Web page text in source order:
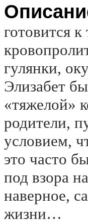
готовится
гулянки,
Элизабет
«тяжелой»
родители,
условием,
это часто
под взора
наверное,
жизни…